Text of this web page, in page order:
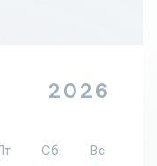
2026
Сб
Вс